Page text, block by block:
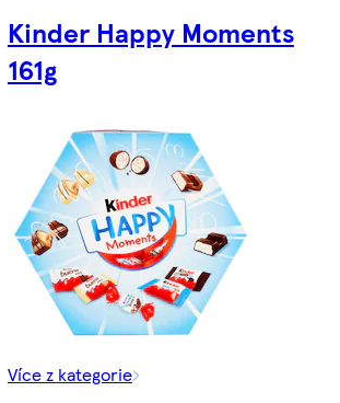
Kinder Happy Moments
161g
Více z kategorie